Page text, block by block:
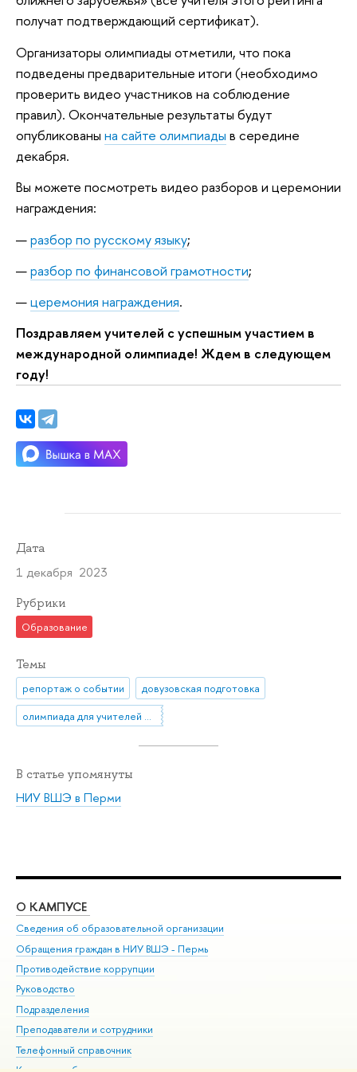
получат подтверждающий сертификат).
Организаторы олимпиады отметили, что пока
подведены предварительные итоги (необходимо
проверить видео участников на соблюдение
правил). Окончательные результаты будут
опубликованы на сайте олимпиады в середине
декабря.
Вы можете посмотреть видео разборов и церемонии
награждения:
разбор по русскому языку;
разбор по финансовой грамотности;
церемония награждения.
Поздравляем учителей с успешным участием в
международной олимпиаде! Ждем в следующем
году!
Дата
1 декабря 2023
Рубрики
Образование
Темы
репортаж о событии
довузовская подготовка
В статье упомянуты
НИУ ВШЭ в Перми
О КАМПУСЕ
Сведения об образовательной организации
Обращения граждан в НИУ ВШЭ - Пермь
Противодействие коррупции
Руководство
Подразделения
Преподаватели и сотрудники
Телефонный справочник